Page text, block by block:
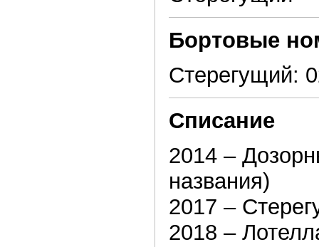
Бортовые
Стерегущий:
Списание
2014 –
названия)
2017 –
2018 –